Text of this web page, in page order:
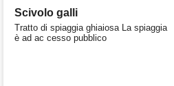
Scivolo galli
Tratto di spiaggia ghiaiosa La spiaggia
è ad ac cesso pubblico